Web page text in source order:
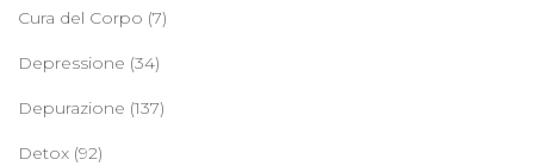
Cura del Corpo (7)
Depressione (34)
Depurazione (137)
Detox (92)